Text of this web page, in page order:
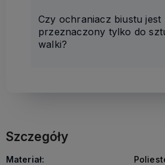
Czy ochraniacz biustu jest
przeznaczony tylko do
walki?
Szczegóły
Materiał: